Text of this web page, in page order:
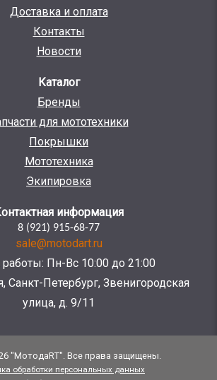
Доставка и оплата
Контакты
Новости
Каталог
Бренды
для мототехники
Покрышки
Мототехника
Экипировка
информация
8 (921) 915-68-77
sale@motodart.ru
работы: Пн-Вс 10:00 до 21:00
Санкт-Петербург, Звенигородская
улица, д. 9/11
"МотодаRT". Все права защищены.
обработки персональных данных